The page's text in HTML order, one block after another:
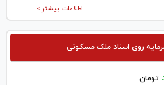
اطلاعات بیشتر >
روی اسناد ملک مسکونی
تومان